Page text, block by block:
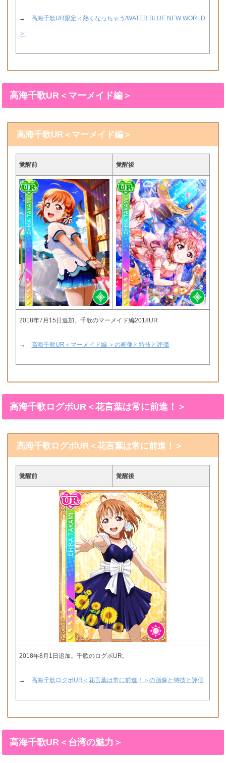
→高海千歌UR限定＜熱くなっちゃう/WATER BLUE NEW WORLD
＞
高海千歌UR＜マーメイド編＞
高海千歌UR＜マーメイド編＞
覚醒前 覚醒後
2018年7月15日追加。千歌のマーメイド編2018UR
→高海千歌UR＜マーメイド編 ＞の画像と特技と評価
高海千歌ログボUR＜花言葉は常に前進！＞
高海千歌ログボUR＜花言葉は常に前進！＞
覚醒前 覚醒後
2018年8月1日追加。千歌のログボUR。
→高海千歌ログボUR＜花言葉は常に前進！＞の画像と特技と評価
高海千歌UR＜台湾の魅力＞